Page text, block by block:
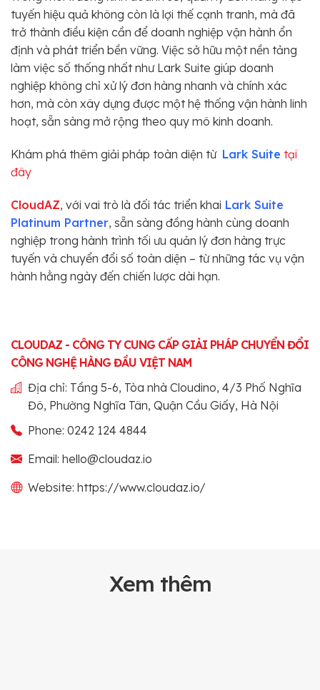
tuyến hiệu quả không còn là lợi thế cạnh tranh, mà đã
trở thành điều kiện cần để doanh nghiệp vận hành ổn
định và phát triển bền vững. Việc sở hữu một nền tảng
làm việc số thống nhất như Lark Suite giúp doanh
nghiệp không chỉ xử lý đơn hàng nhanh và chính xác
hơn, mà còn xây dựng được một hệ thống vận hành linh
hoạt, sẵn sàng mở rộng theo quy mô kinh doanh.
Khám phá thêm giải pháp toàn diện từ Lark Suite tại
đây
CloudAZ, với vai trò là đối tác triển khai Lark Suite
Platinum Partner, sẵn sàng đồng hành cùng doanh
nghiệp trong hành trình tối ưu quản lý đơn hàng trực
tuyến và chuyển đổi số toàn diện – từ những tác vụ vận
hành hằng ngày đến chiến lược dài hạn.
CLOUDAZ - CÔNG TY CUNG CẤP GIẢI PHÁP CHUYỂN ĐỔI
CÔNG NGHỆ HÀNG ĐẦU VIỆT NAM
Địa chỉ: Tầng 5-6, Tòa nhà Cloudino, 4/3 Phố Nghĩa
Đô, Phường Nghĩa Tân, Quận Cầu Giấy, Hà Nội
Phone: 0242 124 4844
Email: hello@cloudaz.io
Website: https://www.cloudaz.io/
Xem thêm